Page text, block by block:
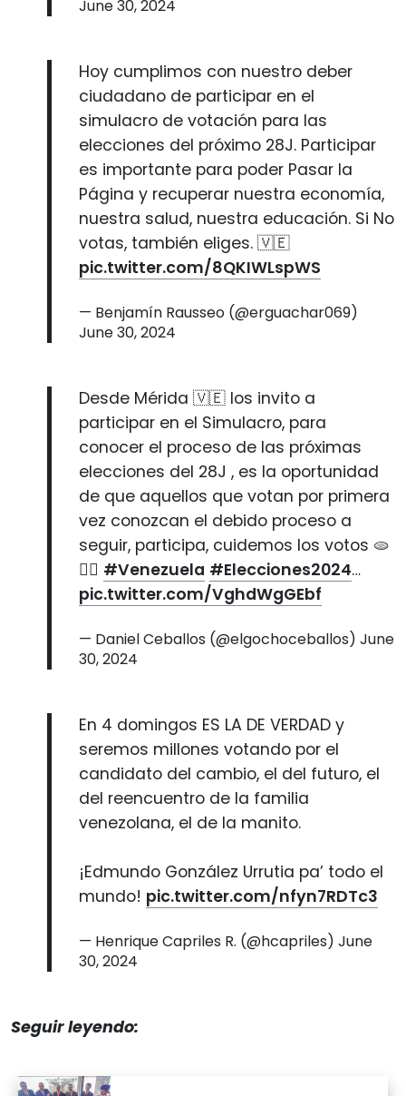
June 30, 2024
Hoy cumplimos con nuestro deber
ciudadano de participar en el
simulacro de votación para las
elecciones del próximo 28J. Participar
es importante para poder Pasar la
Página y recuperar nuestra economía,
nuestra salud, nuestra educación. Si No
votas, también eliges. 🇻🇪
pic.twitter.com/8QKIWLspWS
— Benjamín Rausseo (@erguachar069)
June 30, 2024
Desde Mérida 🇻🇪 los invito a
participar en el Simulacro, para
conocer el proceso de las próximas
elecciones del 28J , es la oportunidad
de que aquellos que votan por primera
vez conozcan el debido proceso a
seguir, participa, cuidemos los votos 🫓
☝🏻 #Venezuela #Elecciones2024…
pic.twitter.com/VghdWgGEbf
— Daniel Ceballos (@elgochoceballos) June
30, 2024
En 4 domingos ES LA DE VERDAD y
seremos millones votando por el
candidato del cambio, el del futuro, el
del reencuentro de la familia
venezolana, el de la manito.
¡Edmundo González Urrutia pa’ todo el
mundo! pic.twitter.com/nfyn7RDTc3
— Henrique Capriles R. (@hcapriles) June
30, 2024
Seguir leyendo: